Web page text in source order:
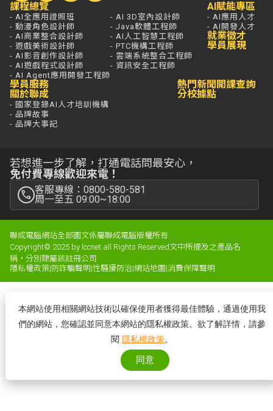
課程總覽
- AI全應用證照班
- 動漫角色設計師
- AI商業整合設計師
- 遊戲美術設計師
- AI影音創作設計師
- AI遊戲程式設計師
- AI Agent應用開發工程師
- AI 3D室內設計師
- Java軟體工程師
- AI人工智慧工程師
- PTC機構工程師
- 雲端系統整合工程師
- 資訊安全工程師
AI賦能專區
- AI應用人才
- AI開發人才
就業徵才
學員展現
學員服務
關於聯成
- 國家登錄AI人才培訓機構
- 品牌故事
- 品牌大事記
熱門新聞
分校據點
開課查詢
若想進一步了解，打通電話問最安心，
免付費專線歡迎來電！
客服專線：0800-580-581
周一至五 09:00~18:00
聯成電腦網站全部圖文係屬聯成電腦版權所有
Copyright© 2025 by lccnet.all Rights Reserved文中所提及之產品名
稱，分別隸屬該註冊公司
隱私權政策|防詐騙聲明|性騷擾防治|網站地圖 |消費保障聲明
本網站使用相關網站技術以確保使用者獲得最佳體驗，通過使用我
們的網站，您確認並同意本網站的隱私權政策。欲了解詳情，請參
閱隱私權政策。
同意